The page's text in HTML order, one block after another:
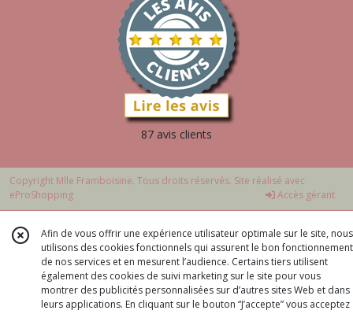
87 avis clients
Copyright Mlle Framboisine. Tous droits réservés. Site réalisé avec
eProShopping
Accès gérant
Afin de vous offrir une expérience utilisateur optimale sur le site, nous
utilisons des cookies fonctionnels qui assurent le bon fonctionnement
de nos services et en mesurent l’audience. Certains tiers utilisent
également des cookies de suivi marketing sur le site pour vous
montrer des publicités personnalisées sur d’autres sites Web et dans
leurs applications. En cliquant sur le bouton “J’accepte” vous acceptez